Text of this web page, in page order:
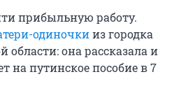
прибыльную работу.
одиночкииз городка
области: она рассказала и
на путинское пособие в 7